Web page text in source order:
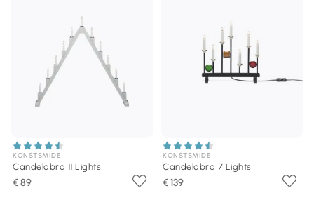
KONSTSMIDE
Candelabra 11 Lights
€ 89
KONSTSMIDE
Candelabra 7 Lights
€ 139